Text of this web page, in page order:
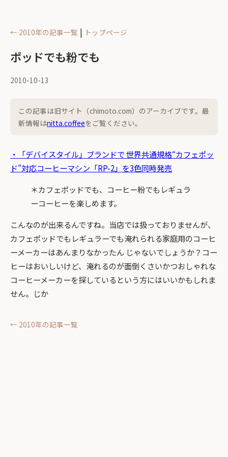
← 2010年の記事一覧 | トップページ
ポッドでも粉でも
2010-10-13
この記事は旧サイト（chimoto.com）のアーカイブです。最
新情報はnitta.coffeeをご覧ください。
・「デバイスタイル」ブランドで 世界共通規格“カフェポッ
ド”対応コーヒーマシン「RP-2」を3色同時発売
＊カフェポッドでも、コーヒー粉でもレギュラ
ーコーヒーを楽しめます。
こんなのが出来るんですね。当店では扱っておりませんが、
カフェポッドでもレギュラーでも淹れられる家庭用のコーヒ
ーメーカーはあんまりなかったん じゃないでしょうか？コー
ヒーはおいしいけど、淹れるのが面倒くさいかつおしゃれな
コーヒーメーカーを探しているという方にはいいかもしれま
せん。じか
← 2010年の記事一覧